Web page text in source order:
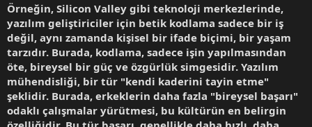
Örneğin, Silicon Valley gibi teknoloji merkezlerinde,
yazılım geliştiriciler için betik kodlama sadece bir iş
değil, aynı zamanda kişisel bir ifade biçimi, bir yaşam
tarzıdır. Burada, kodlama, sadece işin yapılmasından
öte, bireysel bir güç ve özgürlük simgesidir. Yazılım
mühendisliği, bir tür "kendi kaderini tayin etme"
şeklidir. Burada, erkeklerin daha fazla "bireysel başarı"
odaklı çalışmalar yürütmesi, bu kültürün en belirgin